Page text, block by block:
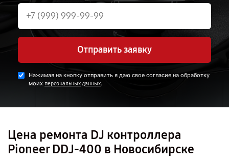
Отправить заявку
Нажимая на кнопку отправить я даю свое согласие на обработку
моих персональных данных.
Цена ремонта DJ контроллера
Pioneer DDJ-400 в Новосибирске